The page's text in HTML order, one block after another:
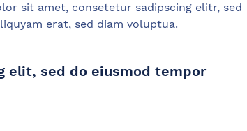
sit amet, consetetur sadipscing elitr, sed
erat, sed diam voluptua.
elit, sed do eiusmod tempor